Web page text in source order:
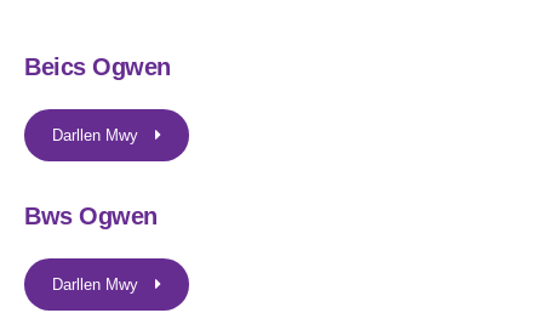
Beics Ogwen
Darllen Mwy
Bws Ogwen
Darllen Mwy